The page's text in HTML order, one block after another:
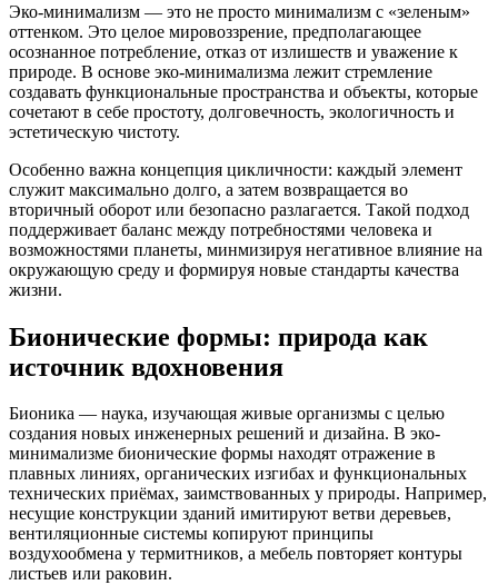
Эко-минимализм — это не просто минимализм с «зеленым»
оттенком. Это целое мировоззрение, предполагающее
осознанное потребление, отказ от излишеств и уважение к
природе. В основе эко-минимализма лежит стремление
создавать функциональные пространства и объекты, которые
сочетают в себе простоту, долговечность, экологичность и
эстетическую чистоту.
Особенно важна концепция цикличности: каждый элемент
служит максимально долго, а затем возвращается во
вторичный оборот или безопасно разлагается. Такой подход
поддерживает баланс между потребностями человека и
возможностями планеты, минмизируя негативное влияние на
окружающую среду и формируя новые стандарты качества
жизни.
Бионические формы: природа как
источник вдохновения
Бионика — наука, изучающая живые организмы с целью
создания новых инженерных решений и дизайна. В эко-
минимализме бионические формы находят отражение в
плавных линиях, органических изгибах и функциональных
технических приёмах, заимствованных у природы. Например,
несущие конструкции зданий имитируют ветви деревьев,
вентиляционные системы копируют принципы
воздухообмена у термитников, а мебель повторяет контуры
листьев или раковин.